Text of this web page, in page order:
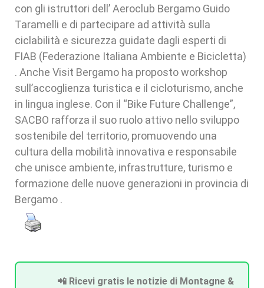
con gli istruttori dell’ Aeroclub Bergamo Guido
Taramelli e di partecipare ad attività sulla
ciclabilità e sicurezza guidate dagli esperti di
FIAB (Federazione Italiana Ambiente e Bicicletta)
. Anche Visit Bergamo ha proposto workshop
sull’accoglienza turistica e il cicloturismo, anche
in lingua inglese. Con il “Bike Future Challenge”,
SACBO rafforza il suo ruolo attivo nello sviluppo
sostenibile del territorio, promuovendo una
cultura della mobilità innovativa e responsabile
che unisce ambiente, infrastrutture, turismo e
formazione delle nuove generazioni in provincia di
Bergamo .
📲 Ricevi gratis le notizie di Montagne &